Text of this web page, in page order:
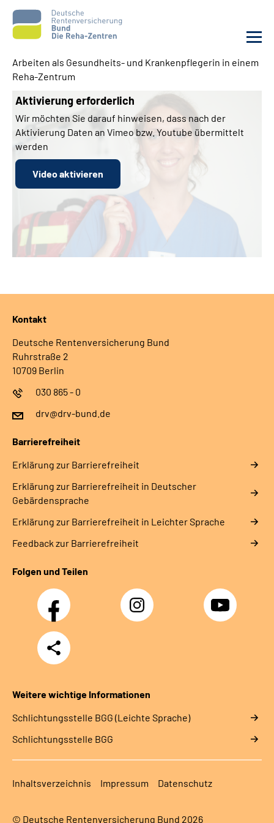
Aktuelles
Unsere Kliniken
Reha von A bis Z
Karriere
Sozialdienste & Zuweisende
Erweiterte Suche
Leichte Sprache
Arbeiten als Gesundheits- und Krankenpflegerin in einem
Reha-Zentrum
Aktivierung erforderlich
Wir möchten Sie darauf hinweisen, dass nach der
Aktivierung Daten an Vimeo bzw. Youtube übermittelt
werden
Video aktivieren
Kontakt
Deutsche Rentenversicherung Bund
Ruhrstraße 2
10709 Berlin
030 865 - 0
drv@drv-bund.de
Barrierefreiheit
Erklärung zur Barrierefreiheit
Erklärung zur Barrierefreiheit in Deutscher
Gebärdensprache
Erklärung zur Barrierefreiheit in Leichter Sprache
Feedback zur Barrierefreiheit
Folgen und Teilen
Facebook Instagram YouTube
Teilen
Weitere wichtige Informationen
Schlich­tungs­stel­le BGG (Leichte Sprache)
Schlich­tungs­stel­le BGG
Inhaltsverzeichnis Impressum Datenschutz
© Deutsche Rentenversicherung Bund 2026